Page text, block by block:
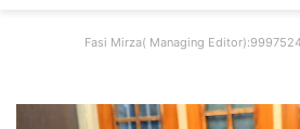
Fasi Mirza( Managing